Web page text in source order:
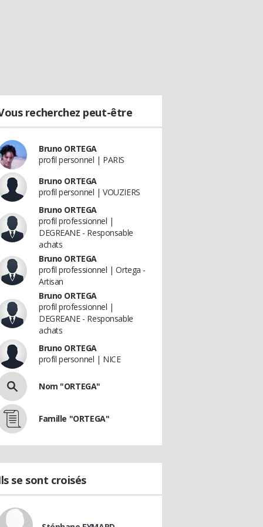
recherchez peut-être
Bruno ORTEGA
profil personnel | PARIS
Bruno ORTEGA
profil personnel | VOUZIERS
Bruno ORTEGA
profil professionnel |
DEGREANE - Responsable
achats
Bruno ORTEGA
profil professionnel | Ortega -
Artisan
Bruno ORTEGA
profil professionnel |
DEGREANE - Responsable
achats
Bruno ORTEGA
profil personnel | NICE
Nom "ORTEGA"
Famille "ORTEGA"
se sont croisés